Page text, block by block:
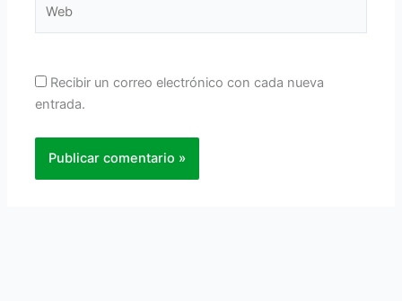
Recibir un correo electrónico con cada nueva
entrada.